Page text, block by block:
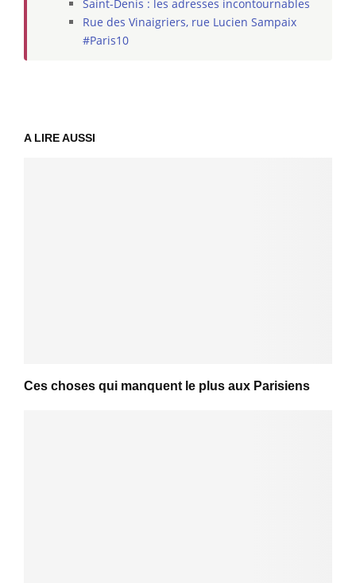
Saint-Denis : les adresses incontournables
Rue des Vinaigriers, rue Lucien Sampaix
#Paris10
A LIRE AUSSI
Ces choses qui manquent le plus aux Parisiens